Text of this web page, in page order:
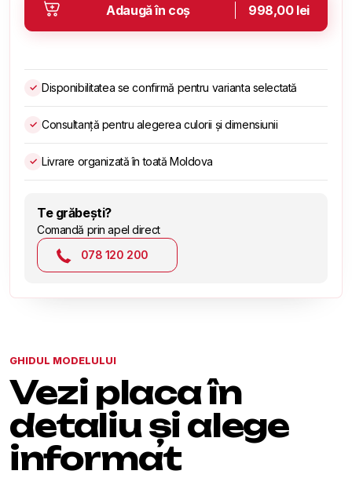
Mushroom
Stone
Adaugă în coș 998,00 lei
✓ Disponibilitatea se confirmă pentru varianta selectată
✓ Consultanță pentru alegerea culorii și dimensiunii
✓ Livrare organizată în toată Moldova
Te grăbești?
Comandă prin apel direct
078 120 200
GHIDUL MODELULUI
Vezi placa în
detaliu și alege
informat